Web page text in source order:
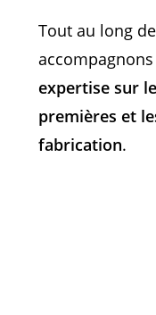
Tout au long
expertise sur
premières et
fabrication.